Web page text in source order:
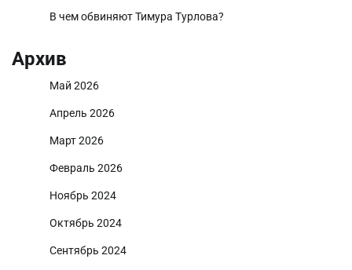
В чем обвиняют Тимура Турлова?
Архив
Май 2026
Апрель 2026
Март 2026
Февраль 2026
Ноябрь 2024
Октябрь 2024
Сентябрь 2024